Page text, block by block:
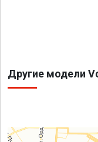
Другие модели